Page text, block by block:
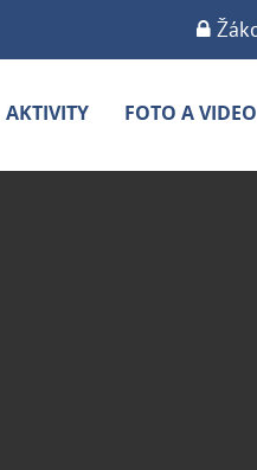
AKTIVITY FOTO A VIDEO